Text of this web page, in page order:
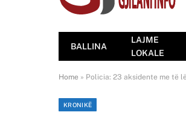
BALLINA
LAJME
LOKALE
Home » Policia: 23 aksidente me të
KRONIKË